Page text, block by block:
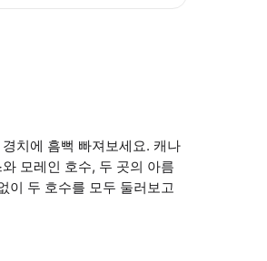
치에 흠뻑 빠져보세요. 캐나
모레인 호수, 두 곳의 아름
이 두 호수를 모두 둘러보고